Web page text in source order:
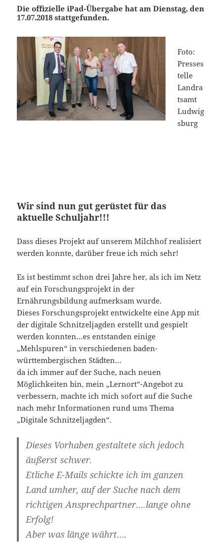
Die offizielle iPad-Übergabe hat am Dienstag, den
17.07.2018 stattgefunden.
Foto:
Presses
telle
Landra
tsamt
Ludwig
sburg
Wir sind nun gut gerüstet für das
aktuelle Schuljahr!!!
Dass dieses Projekt auf unserem Milchhof realisiert
werden konnte, darüber freue ich mich sehr!
Es ist bestimmt schon drei Jahre her, als ich im Netz
auf ein Forschungsprojekt in der
Ernährungsbildung aufmerksam wurde.
Dieses Forschungsprojekt entwickelte eine App mit
der digitale Schnitzeljagden erstellt und gespielt
werden konnten…es entstanden einige
„Mehlspuren“ in verschiedenen baden-
württembergischen Städten…
da ich immer auf der Suche, nach neuen
Möglichkeiten bin, mein „Lernort“-Angebot zu
verbessern, machte ich mich sofort auf die Suche
nach mehr Informationen rund ums Thema
„Digitale Schnitzeljagden“.
Dieses Vorhaben gestaltete sich jedoch
äußerst schwer.
Etliche E-Mails schickte ich im ganzen
Land umher, auf der Suche nach dem
richtigen Ansprechpartner….lange ohne
Erfolg!
Aber was länge währt….